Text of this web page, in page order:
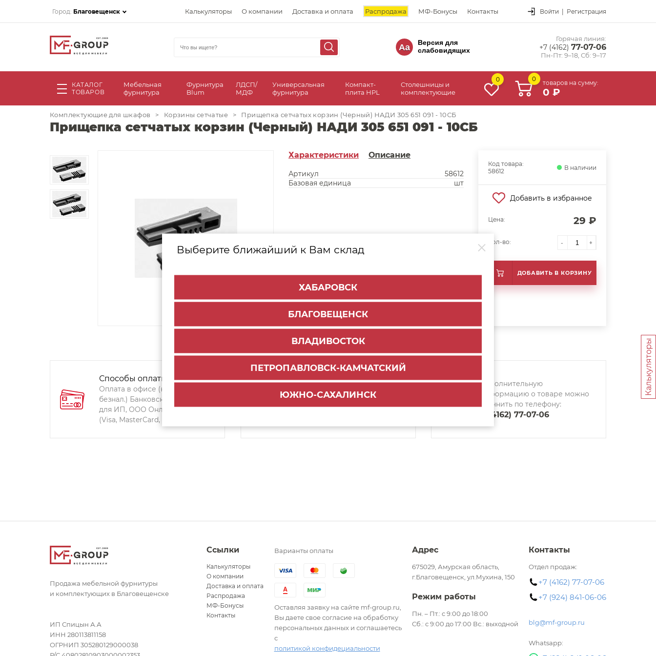
Город: Благовещенск Калькуляторы О компании Доставка и оплата Распродажа МФ-Бонусы Контакты Войти | Регистрация
Aa
Версия для
слабовидящих
Горячая линия:
+7 (4162) 77-07-06
Пн-Пт: 9–18, Сб: 9–17
КАТАЛОГ
ТОВАРОВ
Мебельная
фурнитура
Фурнитура
Blum
ЛДСП/
МДФ
Универсальная
фурнитура
Компакт-
плита HPL
Столешницы и
комплектующие
0 0
товаров на сумму:
0 ₽
Выберите ближайший к Вам склад
ХАБАРОВСК
БЛАГОВЕЩЕНСК
ВЛАДИВОСТОК
ПЕТРОПАВЛОВСК-КАМЧАТСКИЙ
ЮЖНО-САХАЛИНСК
Комплектующие для шкафов > Корзины сетчатые > Прищепка сетчатых корзин (Черный) НАДИ 305 651 091 - 10СБ
Прищепка сетчатых корзин (Черный) НАДИ 305 651 091 - 10СБ
Характеристики Описание
Артикул
58612
Базовая единица
шт
Код товара:
58612
В наличии
Добавить в избранное
Цена: 29 ₽
Кол-во: - +
ДОБАВИТЬ В КОРЗИНУ
Способы оплаты:
Оплата в офисе (наличными,
безнал.) Банковский перевод
для ИП, ООО Онлайн-оплата
(Visa, MasterCard, Мир)
По городу:1000 руб.
Самовывоз:ул. Мухина 150
Дополнительную
информацию о товаре можно
уточнить по телефону:
8 (4162) 77-07-06
Калькуляторы
Продажа мебельной фурнитуры
и комплектующих в Благовещенске
ИП Спицын А.А
ИНН 280113811158
ОГРНИП 305280129000038
Ссылки
Калькуляторы
О компании
Доставка и оплата
Распродажа
МФ-Бонусы
Контакты
Варианты оплаты
Оставляя заявку на сайте mf-group.ru,
Вы даете свое согласие на обработку
персональных данных и соглашаетесь
с
политикой конфидециальности
Адрес
675029, Амурская область,
г.Благовещенск, ул.Мухина, 150
Режим работы
Пн. – Пт.: с 9:00 до 18:00
Сб.: с 9:00 до 17:00 Вс.: выходной
Контакты
Отдел продаж:
+7 (4162) 77-07-06
+7 (924) 841-06-06
blg@mf-group.ru
Whatsapp: